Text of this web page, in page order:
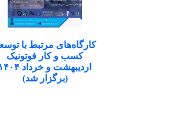
کارگاه‌های مرتبط با توسعه
کسب و کار فوتونیک
اردیبهشت و خرداد ۱۴۰۴
(برگزار شد)